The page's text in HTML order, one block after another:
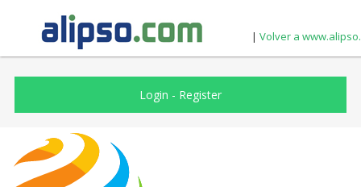
| Volver a
Login - Register